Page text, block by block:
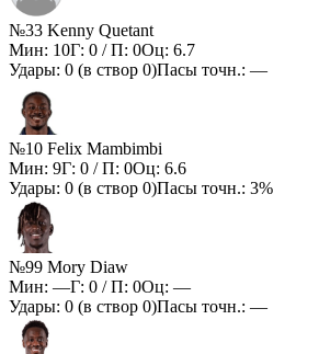
№33 Kenny Quetant
Мин: 10Г: 0 / П: 0Оц: 6.7
Удары: 0 (в створ 0)Пасы точн.: —
№10 Felix Mambimbi
Мин: 9Г: 0 / П: 0Оц: 6.6
Удары: 0 (в створ 0)Пасы точн.: 3%
№99 Mory Diaw
Мин: —Г: 0 / П: 0Оц: —
Удары: 0 (в створ 0)Пасы точн.: —